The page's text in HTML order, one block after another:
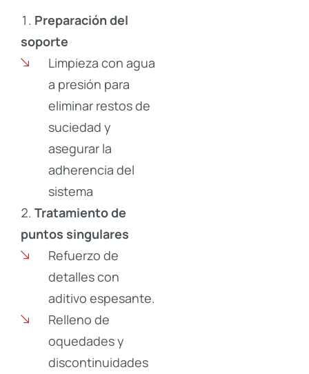
Preparación del
soporte
Limpieza con agua
a presión para
eliminar restos de
suciedad y
asegurar la
adherencia del
sistema
Tratamiento de
puntos singulares
Refuerzo de
detalles con
aditivo espesante.
Relleno de
oquedades y
discontinuidades